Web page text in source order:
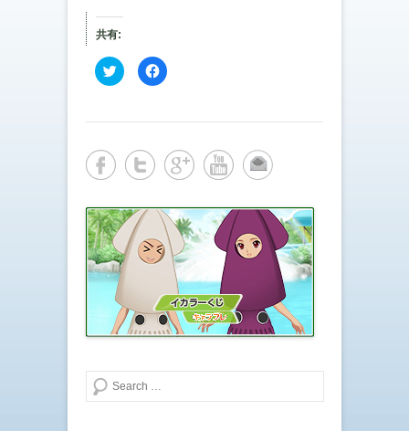
共有:
ク
リ
て
で
共
有
新
し
い
ウ
ン
ド
ウ
で
ま
す
F
a
o
で
共
有
に
は
ク
リ
ッ
ク
く
だ
さ
い
(
い
検索する